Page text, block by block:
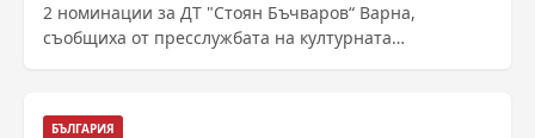
2 номинации за ДТ "Стоян Бъчваров“ Варна,
съобщиха от пресслужбата на културната
БЪЛГАРИЯ